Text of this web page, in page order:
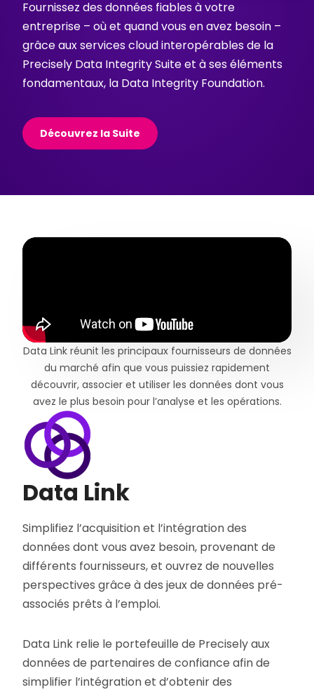
Fournissez des données fiables à votre
entreprise – où et quand vous en avez besoin –
grâce aux services cloud interopérables de la
Precisely Data Integrity Suite et à ses éléments
fondamentaux, la Data Integrity Foundation.
Découvrez la Suite
Data Link
Simplifiez l’acquisition et l’intégration des
données dont vous avez besoin, provenant de
différents fournisseurs, et ouvrez de nouvelles
perspectives grâce à des jeux de données pré-
associés prêts à l’emploi.
Data Link relie le portefeuille de Precisely aux
données de partenaires de confiance afin de
simplifier l’intégration et d’obtenir des
Data Link réunit les principaux fournisseurs de données
du marché afin que vous puissiez rapidement
découvrir, associer et utiliser les données dont vous
avez le plus besoin pour l’analyse et les opérations.